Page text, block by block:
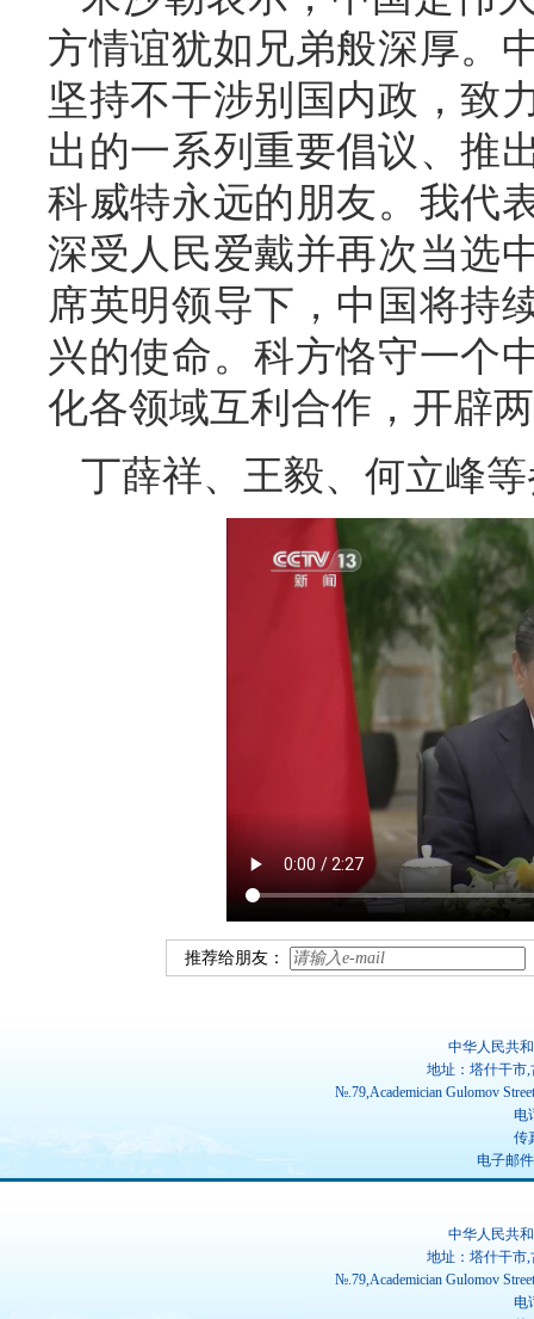
方情谊犹如兄弟般深厚。
坚持不干涉别国内政，致
出的一系列重要倡议、推
科威特永远的朋友。我代
深受人民爱戴并再次当选
席英明领导下，中国将持
兴的使命。科方恪守一个
化各领域互利合作，开辟
丁薛祥、王毅、何立峰
推荐给朋友：
中华人民共
地址：塔什干市
№.79,Academician Gulomov
电
传
电子邮件
中华人民共
地址：塔什干市
№.79,Academician Gulomov
电